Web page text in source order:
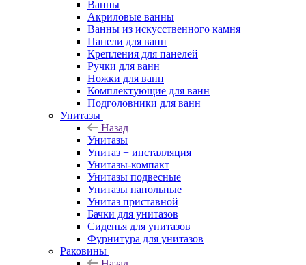
Ванны
Акриловые ванны
Ванны из искусственного камня
Панели для ванн
Крепления для панелей
Ручки для ванн
Ножки для ванн
Комплектующие для ванн
Подголовники для ванн
Унитазы
Назад
Унитазы
Унитаз + инсталляция
Унитазы-компакт
Унитазы подвесные
Унитазы напольные
Унитаз приставной
Бачки для унитазов
Сиденья для унитазов
Фурнитура для унитазов
Раковины